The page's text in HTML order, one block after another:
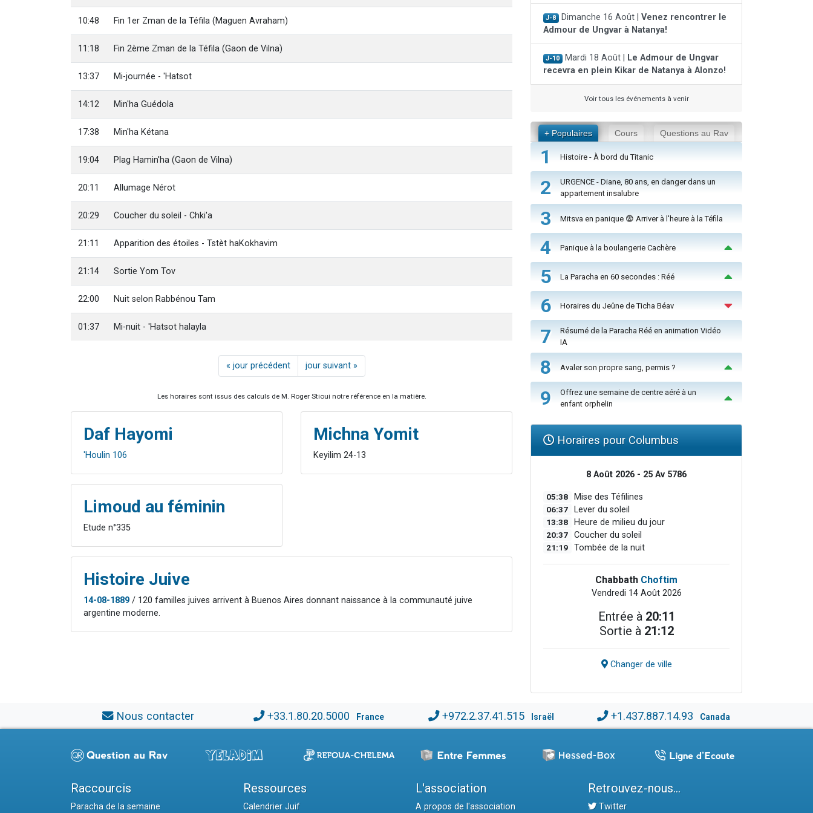
10:48 Fin 1er Zman de la Téfila (Maguen Avraham)
11:18 Fin 2ème Zman de la Téfila (Gaon de Vilna)
13:37 Mi-journée - 'Hatsot
14:12 Min'ha Guédola
17:38 Min'ha Kétana
19:04 Plag Hamin'ha (Gaon de Vilna)
20:11 Allumage Nérot
20:29 Coucher du soleil - Chki'a
21:11 Apparition des étoiles - Tstèt haKokhavim
21:14 Sortie Yom Tov
22:00 Nuit selon Rabbénou Tam
01:37 Mi-nuit - 'Hatsot halayla
« jour précédent jour suivant »
Les horaires sont issus des calculs de M. Roger Stioui notre référence en la matière.
Daf Hayomi
'Houlin 106
Michna Yomit
Keyilim 24-13
Limoud au féminin
Etude n°335
Histoire Juive
14-08-1889 / 120 familles juives arrivent à Buenos Aires donnant naissance à la communauté juive
argentine moderne.
J-8 Dimanche 16 Août | Venez rencontrer le
Admour de Ungvar à Natanya!
J-10 Mardi 18 Août |
Le Admour de Ungvar
recevra en plein Kikar de Natanya à Alonzo!
Voir tous les événements à venir
+ Populaires Cours Questions au Rav
1 Histoire - À bord du Titanic
2
URGENCE - Diane, 80 ans, en danger dans un
appartement insalubre
3 Mitsva en panique 😨 Arriver à l'heure à la Téfila
4 Panique à la boulangerie Cachère
5 La Paracha en 60 secondes : Réé
6 Horaires du Jeûne de Ticha Béav
7
Résumé de la Paracha Réé en animation Vidéo
IA
8 Avaler son propre sang, permis ?
9
Offrez une semaine de centre aéré à un
enfant orphelin
Horaires pour Columbus
8 Août 2026 - 25 Av 5786
05:38 Mise des Téfilines
06:37 Lever du soleil
13:38 Heure de milieu du jour
20:37 Coucher du soleil
21:19 Tombée de la nuit
Chabbath Choftim
Vendredi 14 Août 2026
Entrée à 20:11
Sortie à 21:12
Changer de ville
Nous contacter +33.1.80.20.5000 France +972.2.37.41.515 Israël +1.437.887.14.93 Canada
Raccourcis
Paracha de la semaine
Ressources
Calendrier Juif
L'association
A propos de l'association
Retrouvez-nous...
Twitter